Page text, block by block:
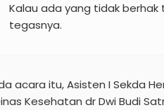
Kalau ada yang tidak
tegasnya.
acara itu, Asisten I Sekda
Kesehatan dr Dwi Budi